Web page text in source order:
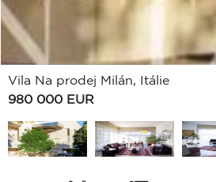
Vila Na prodej Milán, Itálie
980 000 EUR